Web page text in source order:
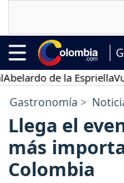
de la Espriella
Gastronomía
Llega el
más
Colombia